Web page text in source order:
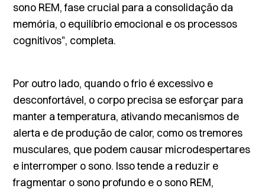
sono REM, fase crucial para a consolidação da
memória, o equilíbrio emocional e os processos
cognitivos", completa.
Por outro lado, quando o frio é excessivo e
desconfortável, o corpo precisa se esforçar para
manter a temperatura, ativando mecanismos de
alerta e de produção de calor, como os tremores
musculares, que podem causar microdespertares
e interromper o sono. Isso tende a reduzir e
fragmentar o sono profundo e o sono REM,